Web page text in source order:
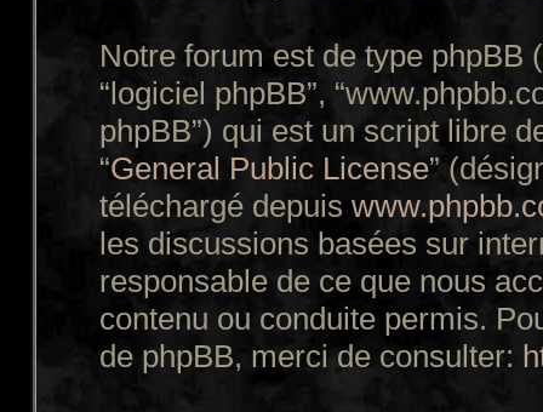
Notre forum est de type phpBB
“logiciel phpBB”,
phpBB”) qui est un script libre
“General Public License”
téléchargé depuis
les discussions basées sur
responsable de ce que nous
contenu ou conduite permis.
de phpBB, merci de consulter: